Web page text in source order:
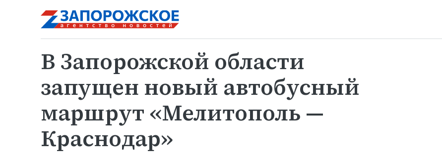
В Запорожской области
запущен новый автобусный
маршрут «Мелитополь —
Краснодар»